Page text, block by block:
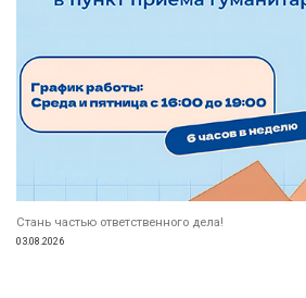
Стань частью ответственного дела!
03.08.2026